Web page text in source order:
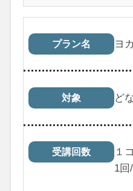
プラン名 ヨ
対象 ど
受講回数
１
1回